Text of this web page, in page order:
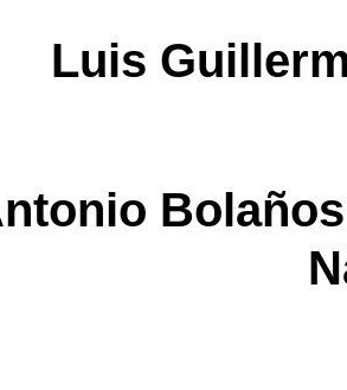
Luis